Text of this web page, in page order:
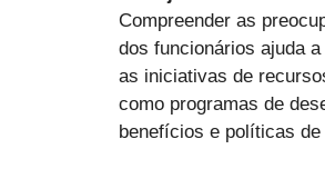
Compreender as
dos funcionários ajuda
as iniciativas de
como programas de
benefícios e políticas